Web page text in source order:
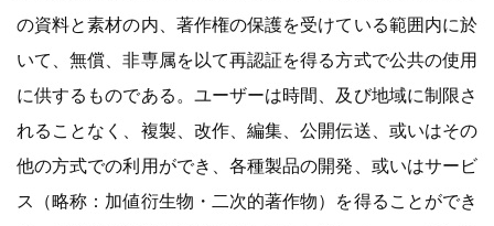
の資料と素材の内、著作権の保護を受けている範囲内に於
いて、無償、非専属を以て再認証を得る方式で公共の使用
に供するものである。ユーザーは時間、及び地域に制限さ
れることなく、複製、改作、編集、公開伝送、或いはその
他の方式での利用ができ、各種製品の開発、或いはサービ
ス（略称：加値衍生物・二次的著作物）を得ることができ